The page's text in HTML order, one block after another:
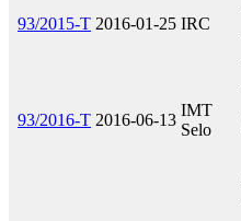
93/2015-T 2016-01-25 IRC
93/2016-T 2016-06-13
IMT
Selo